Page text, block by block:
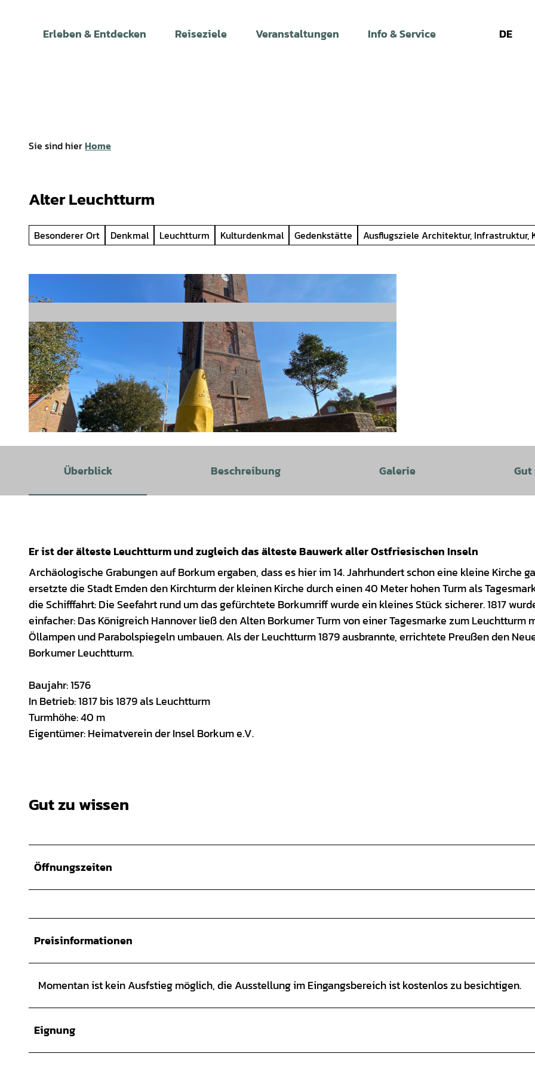
Erleben & Entdecken Reiseziele Veranstaltungen Info & Service DE
Sie sind hierHome
Alter Leuchtturm
Besonderer Ort Denkmal Leuchtturm Kulturdenkmal Gedenkstätte Ausflugsziele Architektur, Infrastruktur,
Überblick Beschreibung Galerie Gut
Er ist der älteste Leuchtturm und zugleich das älteste Bauwerk aller Ostfriesischen Inseln
Archäologische Grabungen auf Borkum ergaben, dass es hier im 14. Jahrhundert schon eine kleine Kirche
ersetzte die Stadt Emden den Kirchturm der kleinen Kirche durch einen 40 Meter hohen Turm als
die Schifffahrt: Die Seefahrt rund um das gefürchtete Borkumriff wurde ein kleines Stück sicherer. 1817
einfacher: Das Königreich Hannover ließ den Alten Borkumer Turm von einer Tagesmarke zum Leuchtturm
Öllampen und Parabolspiegeln umbauen. Als der Leuchtturm 1879 ausbrannte, errichtete Preußen den
Borkumer Leuchtturm.
Baujahr: 1576
In Betrieb: 1817 bis 1879 als Leuchtturm
Turmhöhe: 40 m
Eigentümer: Heimatverein der Insel Borkum e.V.
Gut zu wissen
Öffnungszeiten
Preisinformationen
Momentan ist kein Ausfstieg möglich, die Ausstellung im Eingangsbereich ist kostenlos zu besichtigen.
Eignung